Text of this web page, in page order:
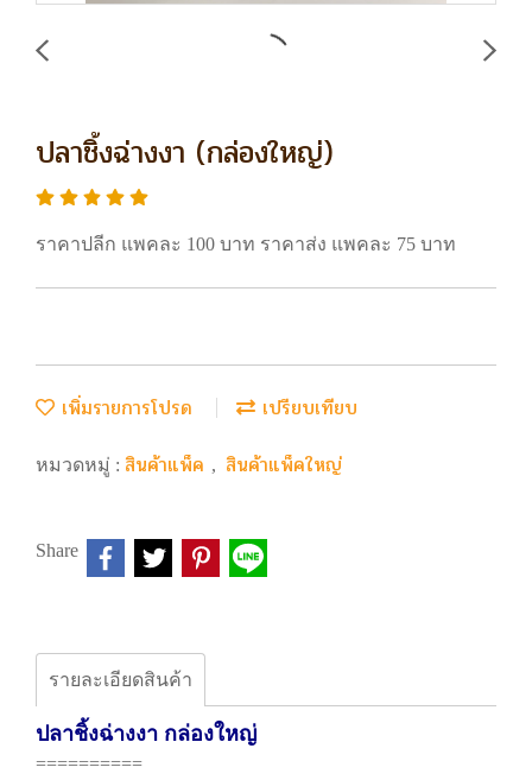
ปลาชิ้งฉ่างงา (กล่องใหญ่)
ราคาปลีก แพคละ 100 บาท ราคาส่ง แพคละ 75 บาท
เพิ่มรายการโปรด เปรียบเทียบ
หมวดหมู่ : สินค้าแพ็ค , สินค้าแพ็คใหญ่
Share
รายละเอียดสินค้า
ปลาชิ้งฉ่างงา กล่องใหญ่
==========